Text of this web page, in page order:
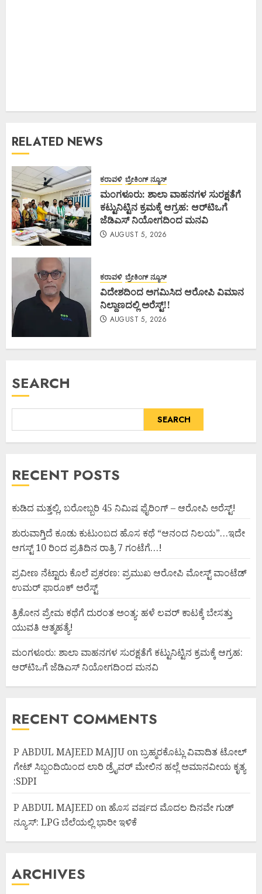
RELATED NEWS
ಕರಾವಳಿ ಬ್ರೇಕಿಂಗ್ ನ್ಯೂಸ್
ಮಂಗಳೂರು: ಶಾಲಾ ವಾಹನಗಳ ಸುರಕ್ಷತೆಗೆ
ಕಟ್ಟುನಿಟ್ಟಿನ ಕ್ರಮಕ್ಕೆ ಆಗ್ರಹ: ಆರ್‌ಟಿಒಗೆ
ಜೆಡಿಎಸ್ ನಿಯೋಗದಿಂದ ಮನವಿ
AUGUST 5, 2026
ಕರಾವಳಿ ಬ್ರೇಕಿಂಗ್ ನ್ಯೂಸ್
ವಿದೇಶದಿಂದ ಅಗಮಿಸಿದ ಆರೋಪಿ ವಿಮಾನ
ನಿಲ್ದಾಣದಲ್ಲಿ ಅರೆಸ್ಟ್‌!!
AUGUST 5, 2026
SEARCH
SEARCH
RECENT POSTS
ಕುಡಿದ ಮತ್ತಲ್ಲಿ, ಬರೋಬ್ಬರಿ 45 ನಿಮಿಷ ಫೈರಿಂಗ್ – ಆರೋಪಿ ಅರೆಸ್ಟ್!
ಶುರುವಾಗ್ತಿದೆ ಕೂಡು ಕುಟುಂಬದ ಹೊಸ ಕಥೆ “ಆನಂದ ನಿಲಯ”…ಇದೇ
ಆಗಸ್ಟ್ 10 ರಿಂದ ಪ್ರತಿದಿನ ರಾತ್ರಿ 7 ಗಂಟೆಗೆ…!
ಪ್ರವೀಣ ನೆಟ್ಟಾರು ಕೊಲೆ ಪ್ರಕರಣ: ಪ್ರಮುಖ ಆರೋಪಿ ಮೋಸ್ಟ್ ವಾಂಟೆಡ್
ಉಮರ್ ಫಾರೂಕ್ ಅರೆಸ್ಟ್
ತ್ರಿಕೋನ ಪ್ರೇಮ ಕಥೆಗೆ ದುರಂತ ಅಂತ್ಯ: ಹಳೆ ಲವರ್ ಕಾಟಕ್ಕೆ ಬೇಸತ್ತು
ಯುವತಿ ಆತ್ಮಹತ್ಯೆ!
ಮಂಗಳೂರು: ಶಾಲಾ ವಾಹನಗಳ ಸುರಕ್ಷತೆಗೆ ಕಟ್ಟುನಿಟ್ಟಿನ ಕ್ರಮಕ್ಕೆ ಆಗ್ರಹ:
ಆರ್‌ಟಿಒಗೆ ಜೆಡಿಎಸ್ ನಿಯೋಗದಿಂದ ಮನವಿ
RECENT COMMENTS
P ABDUL MAJEED MAJJU onಬ್ರಹ್ಮರಕೊಟ್ಲು ವಿವಾದಿತ ಟೋಲ್
ಗೇಟ್ ಸಿಬ್ಬಂದಿಯಿಂದ ಲಾರಿ ಡ್ರೈವರ್ ಮೇಲಿನ ಹಲ್ಲೆ ಅಮಾನವೀಯ ಕೃತ್ಯ
:SDPI
P ABDUL MAJEED on ಹೊಸ ವರ್ಷದ ಮೊದಲ ದಿನವೇ ಗುಡ್
ನ್ಯೂಸ್: LPG ಬೆಲೆಯಲ್ಲಿ ಭಾರೀ ಇಳಿಕೆ
ARCHIVES